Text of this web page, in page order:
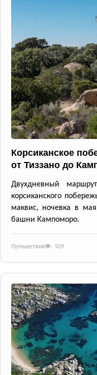
Корсиканское
от Тиззано до
Двухдневный
корсиканского
маквис, ночевка в
башни Кампоморо.
Путешествия 929